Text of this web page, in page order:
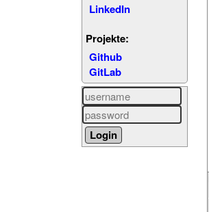
LinkedIn
Projekte:
Github
GitLab